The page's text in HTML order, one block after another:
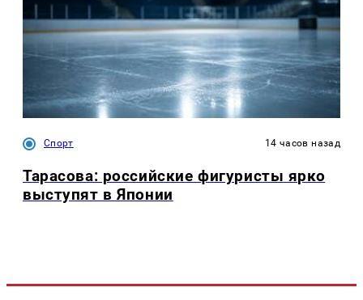
Спорт 14 часов назад
Тарасова: российские фигуристы ярко
выступят в Японии